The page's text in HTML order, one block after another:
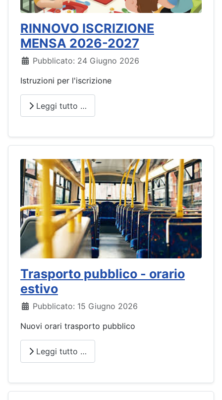
RINNOVO ISCRIZIONE
MENSA 2026-2027
Dettagli
Pubblicato: 24 Giugno 2026
Istruzioni per l'iscrizione
Leggi tutto …
Trasporto pubblico - orario
estivo
Dettagli
Pubblicato: 15 Giugno 2026
Nuovi orari trasporto pubblico
Leggi tutto …